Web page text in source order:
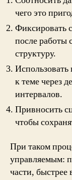
чего это
Фиксировать
после работы
структуру.
Использовать
к теме через
интервалов.
Привносить
чтобы
При таком
управляемым:
части,